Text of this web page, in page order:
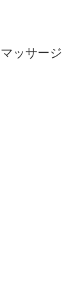
ッサージ